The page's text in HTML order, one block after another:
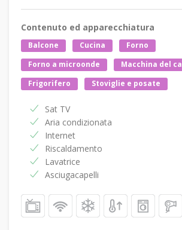
Contenuto ed apparecchiatura
Balcone Cucina
Forno
Forno a microonde
Macchina del
Frigorifero
Stoviglie e posate
Sat TV
Aria condizionata
Internet
Riscaldamento
Lavatrice
Asciugacapelli